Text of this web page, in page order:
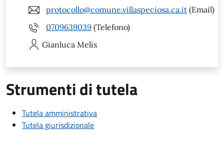
protocollo@comune.villaspeciosa.ca.it (Email)
0709639039 (Telefono)
Gianluca Melis
Strumenti di tutela
Tutela amministrativa
Tutela giurisdizionale